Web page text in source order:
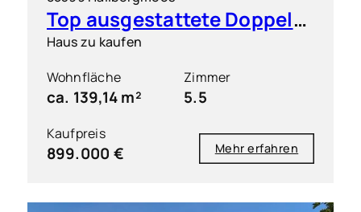
Top ausgestattete Doppelhaushälfte in sehr guter Lage
Haus zu kaufen
Wohnfläche
ca. 139,14 m²
Zimmer
5.5
Kaufpreis
899.000 € Mehr erfahren